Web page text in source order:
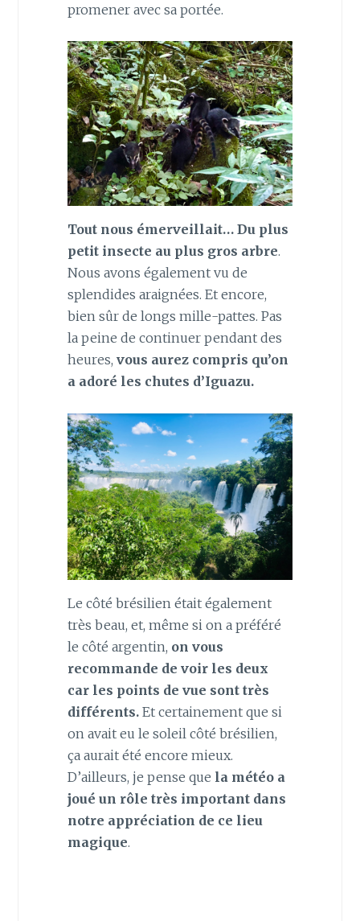
promener avec sa portée.
Tout nous émerveillait… Du plus
petit insecte au plus gros arbre.
Nous avons également vu de
splendides araignées. Et encore,
bien sûr de longs mille-pattes. Pas
la peine de continuer pendant des
heures, vous aurez compris qu’on
a adoré les chutes d’Iguazu.
Le côté brésilien était également
très beau, et, même si on a préféré
le côté argentin, on vous
recommande de voir les deux
car les points de vue sont très
différents.Et certainement que si
on avait eu le soleil côté brésilien,
ça aurait été encore mieux.
D’ailleurs, je pense que la météo a
joué un rôle très important dans
notre appréciation de ce lieu
magique.